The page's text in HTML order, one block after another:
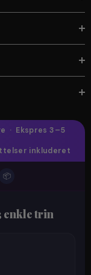
· Ekspres 3–5
inkluderet
📦
trin